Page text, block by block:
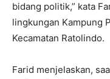
bidang politik,” kata
lingkungan Kampung
Kecamatan Ratolindo.
Farid menjelaskan,